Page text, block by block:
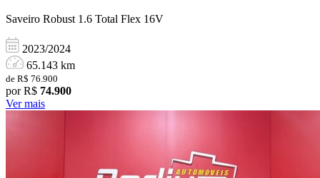
Saveiro Robust 1.6 Total Flex 16V
2023/2024
65.143 km
de R$ 76.900
por R$ 74.900
Ver mais